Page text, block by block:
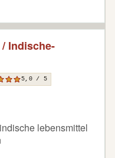
Indische-
5,0 / 5
lebensmittel